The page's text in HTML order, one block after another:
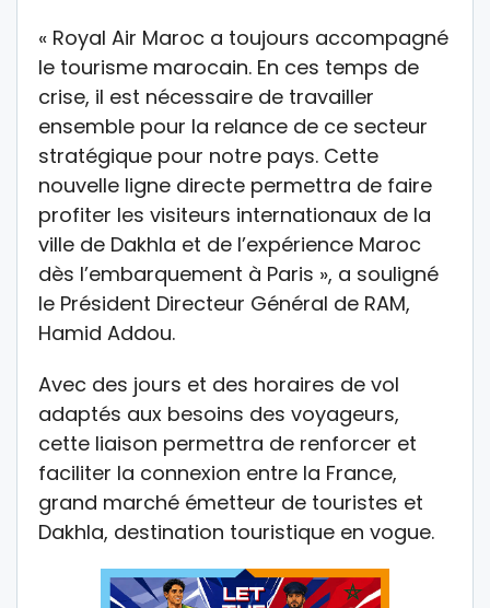
« Royal Air Maroc a toujours accompagné
le tourisme marocain. En ces temps de
crise, il est nécessaire de travailler
ensemble pour la relance de ce secteur
stratégique pour notre pays. Cette
nouvelle ligne directe permettra de faire
profiter les visiteurs internationaux de la
ville de Dakhla et de l’expérience Maroc
dès l’embarquement à Paris », a souligné
le Président Directeur Général de RAM,
Hamid Addou.
Avec des jours et des horaires de vol
adaptés aux besoins des voyageurs,
cette liaison permettra de renforcer et
faciliter la connexion entre la France,
grand marché émetteur de touristes et
Dakhla, destination touristique en vogue.